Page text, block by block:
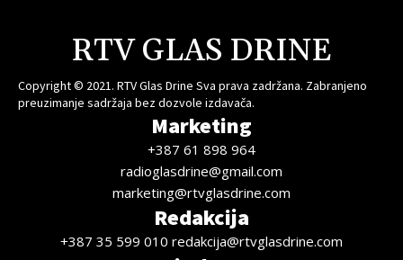
RTV GLAS DRINE
Copyright © 2021. RTV Glas Drine Sva prava zadržana. Zabranjeno
preuzimanje sadržaja bez dozvole izdavača.
Marketing
+387 61 898 964
radioglasdrine@gmail.com
marketing@rtvglasdrine.com
Redakcija
+387 35 599 010 redakcija@rtvglasdrine.com